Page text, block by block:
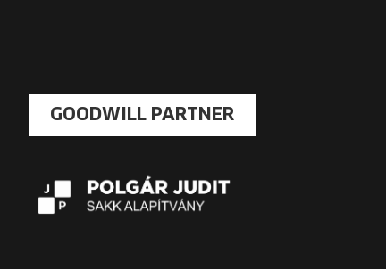
GOODWILL PARTNER